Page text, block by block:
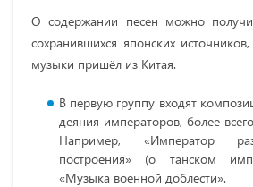
О содержании песен можно
сохранившихся японских
музыки пришёл из Китая.
В первую группу входят
деяния императоров, более
Например, «Император
построения» (о танском
«Музыка военной доблести».